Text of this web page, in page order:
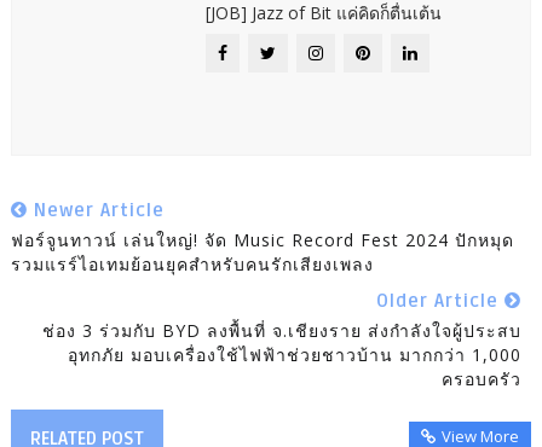
[JOB] Jazz of Bit แค่คิดก็ตื่นเต้น
Newer Article
ฟอร์จูนทาวน์ เล่นใหญ่! จัด Music Record Fest 2024 ปักหมุด
รวมแรร์ไอเทมย้อนยุคสำหรับคนรักเสียงเพลง
Older Article
ช่อง 3 ร่วมกับ BYD ลงพื้นที่ จ.เชียงราย ส่งกำลังใจผู้ประสบ
อุทกภัย มอบเครื่องใช้ไฟฟ้าช่วยชาวบ้าน มากกว่า 1,000
ครอบครัว
RELATED POST View More